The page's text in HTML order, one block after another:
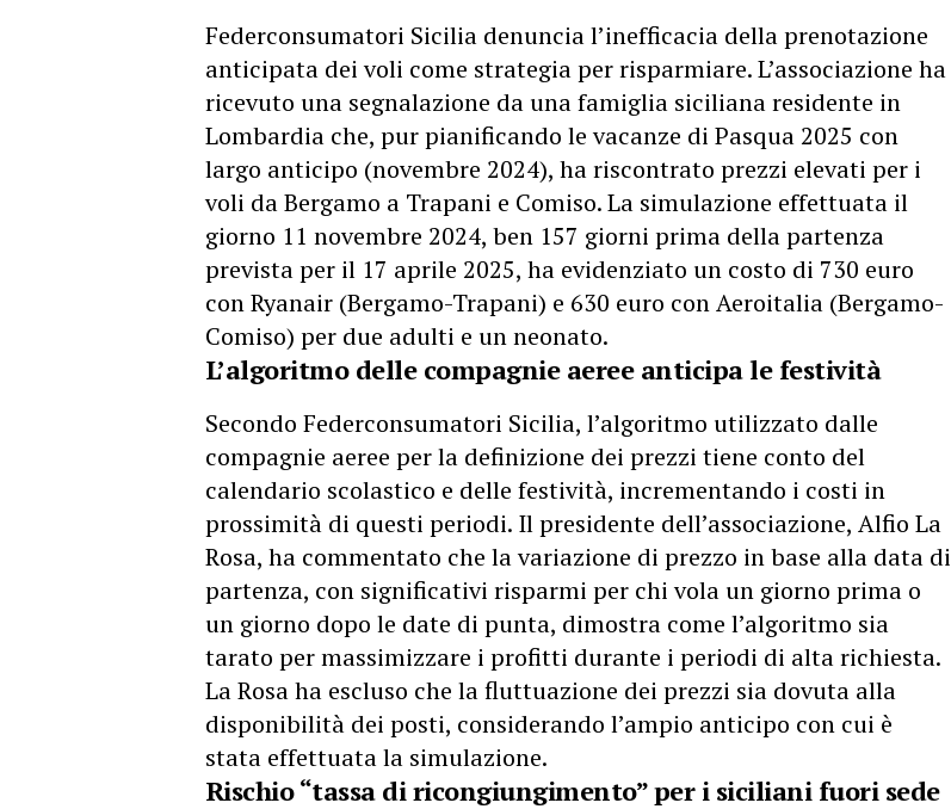
Federconsumatori Sicilia denuncia l’inefficacia della prenotazione
anticipata dei voli come strategia per risparmiare. L’associazione ha
ricevuto una segnalazione da una famiglia siciliana residente in
Lombardia che, pur pianificando le vacanze di Pasqua 2025 con
largo anticipo (novembre 2024), ha riscontrato prezzi elevati per i
voli da Bergamo a Trapani e Comiso. La simulazione effettuata il
giorno 11 novembre 2024, ben 157 giorni prima della partenza
prevista per il 17 aprile 2025, ha evidenziato un costo di 730 euro
con Ryanair (Bergamo-Trapani) e 630 euro con Aeroitalia (Bergamo-
Comiso) per due adulti e un neonato.
L’algoritmo delle compagnie aeree anticipa le festività
Secondo Federconsumatori Sicilia, l’algoritmo utilizzato dalle
compagnie aeree per la definizione dei prezzi tiene conto del
calendario scolastico e delle festività, incrementando i costi in
prossimità di questi periodi. Il presidente dell’associazione, Alfio La
Rosa, ha commentato che la variazione di prezzo in base alla data di
partenza, con significativi risparmi per chi vola un giorno prima o
un giorno dopo le date di punta, dimostra come l’algoritmo sia
tarato per massimizzare i profitti durante i periodi di alta richiesta.
La Rosa ha escluso che la fluttuazione dei prezzi sia dovuta alla
disponibilità dei posti, considerando l’ampio anticipo con cui è
stata effettuata la simulazione.
Rischio “tassa di ricongiungimento” per i siciliani fuori sede